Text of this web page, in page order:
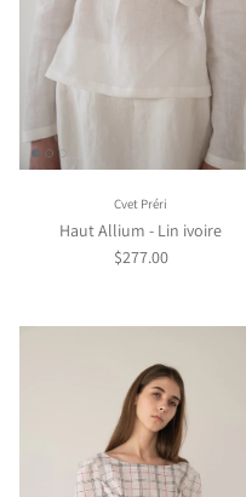
Cvet Préri
Haut Allium - Lin ivoire
$277.00